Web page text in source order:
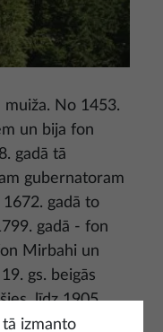
No 1453.
un bija fon
gadā tā
gubernatoram
gadā to
gadā - fon
Mirbahi un
gs. beigās
līdz 1905.
Eižens
izmanto